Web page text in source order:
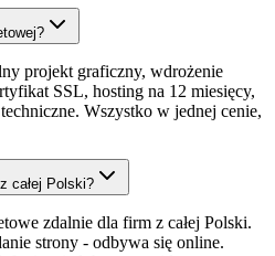
projekt graficzny, wdrożenie
SSL, hosting na 12 miesięcy,
Wszystko w jednej cenie,
całej Polski?
zdalnie dla firm z całej Polski.
strony - odbywa się online.